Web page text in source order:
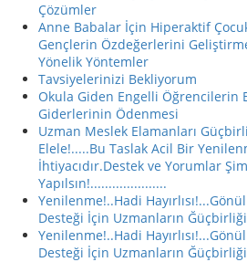
Çözümler
Anne Babalar İçin Hiperaktif
Gençlerin Özdeğerlerini
Yönelik Yöntemler
Tavsiyelerinizi Bekliyorum
Okula Giden Engelli Öğrencilerin
Giderlerinin Ödenmesi
Uzman Meslek Elamanları
Elele!.....Bu Taslak Acil Bir
İhtiyacıdır.Destek ve Yorumlar
Yapılsın!.....................
Yenilenme!..Hadi
Desteği İçin Uzmanların Ğüçbirliği
Yenilenme!..Hadi
Desteği İçin Uzmanların Ğüçbirliği